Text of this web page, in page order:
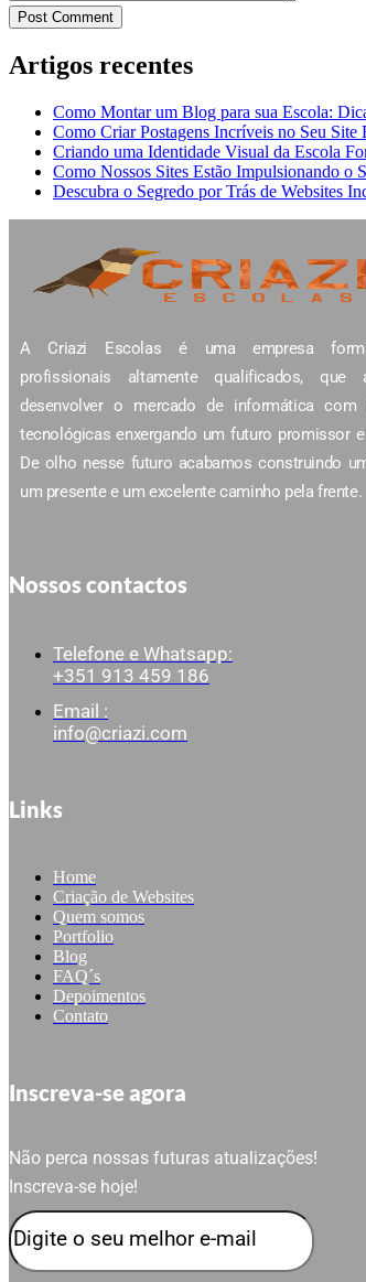
Post Comment
Artigos recentes
Como Montar um Blog para sua Escola:
Como Criar Postagens Incríveis no Seu Site
Criando uma Identidade Visual da Escola
Como Nossos Sites Estão Impulsionando o
Descubra o Segredo por Trás de Websites
A Criazi Escolas é uma empresa
profissionais altamente qualificados, que
desenvolver o mercado de informática com
tecnológicas enxergando um futuro promissor
De olho nesse futuro acabamos construindo
um presente e um excelente caminho pela frente.
Nossos contactos
Telefone e Whatsapp:
+351 913 459 186
Email :
info@criazi.com
Links
Home
Criação de Websites
Quem somos
Portfolio
Blog
FAQ´s
Depoimentos
Contato
Inscreva-se agora
Não perca nossas futuras atualizações!
Inscreva-se hoje!